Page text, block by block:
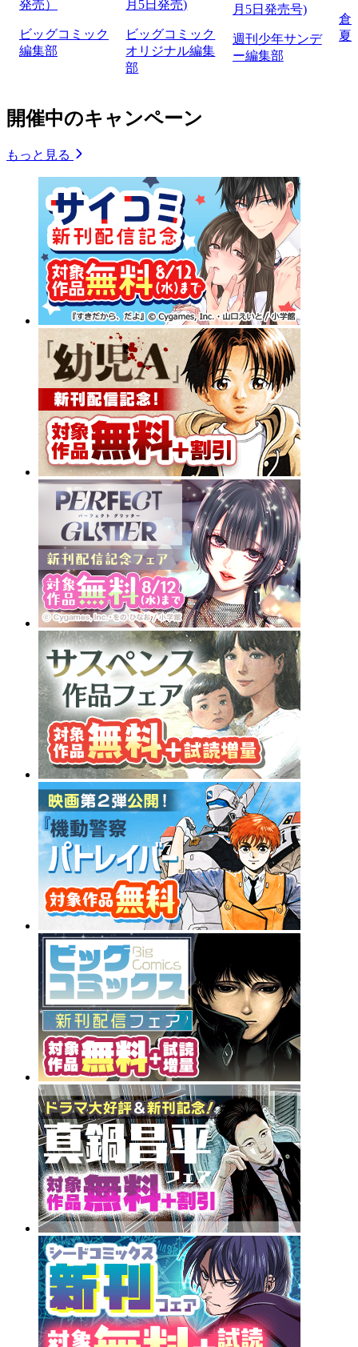
発売）
ビッグコミック
編集部
月5日発売)
ビッグコミック
オリジナル編集
部
月5日発売号)
週刊少年サンデ
ー編集部
倉
夏
開催中のキャンペーン
もっと見る